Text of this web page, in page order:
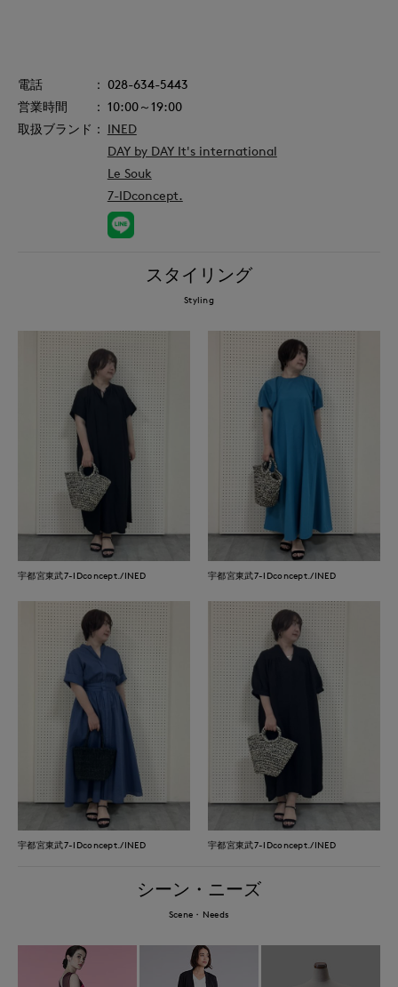
028-634-5443
10:00～19:00
INED
DAY by DAY It's international
Le Souk
7-IDconcept.
スタイリング
Styling
宇都宮東武7-IDconcept./INED 宇都宮東武7-IDconcept./INED
宇都宮東武7-IDconcept./INED 宇都宮東武7-IDconcept./INED
シーン・ニーズ
Scene・Needs